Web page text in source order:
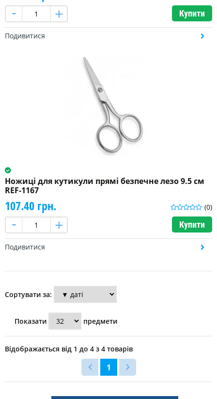
Купити
Подивитися
Ножиці для кутикули прямі безпечне лезо 9.5 см
REF-1167
(0)
107.40 грн.
Купити
Подивитися
Сортувати за:
Показати предмети
Відображається від 1 до 4 з 4 товарів
1